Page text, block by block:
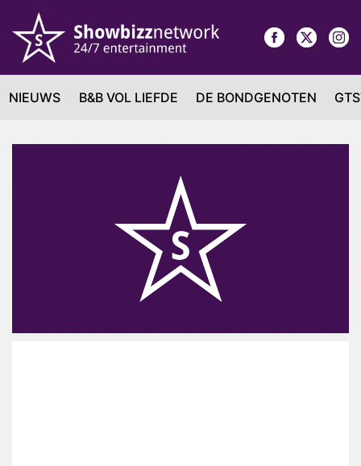
NIEUWS B&B VOL LIEFDE DE BONDGENOTEN